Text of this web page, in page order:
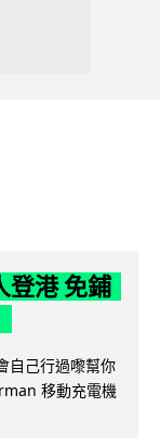
登港 免鋪
自己行過嚟幫你
移動充電機